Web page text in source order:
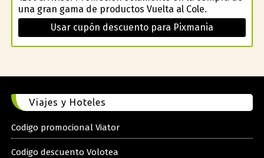
una gran gama de productos Vuelta al Cole.
Usar cupón descuento para Pixmania
Viajes y Hoteles
Codigo promocional Viator
Codigo descuento Volotea